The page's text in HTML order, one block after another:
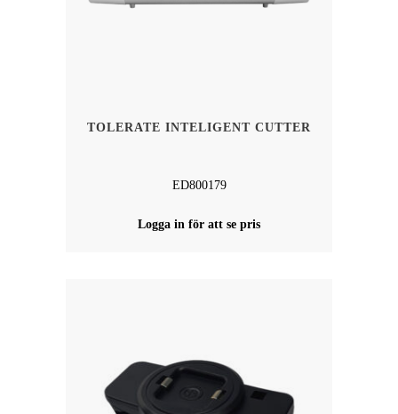
TOLERATE INTELIGENT CUTTER
ED800179
Logga in för att se pris